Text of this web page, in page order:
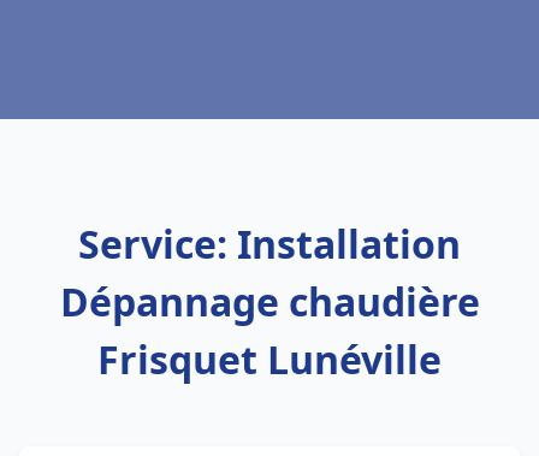
Service: Installation
Dépannage chaudière
Frisquet Lunéville